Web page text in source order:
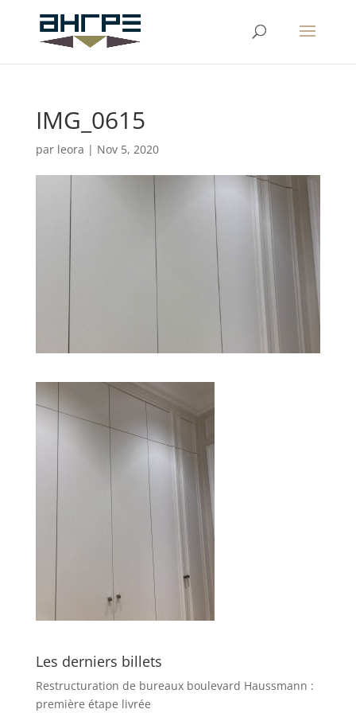
IMG_0615
par leora | Nov 5, 2020
Les derniers billets
Restructuration de bureaux boulevard Haussmann :
première étape livrée